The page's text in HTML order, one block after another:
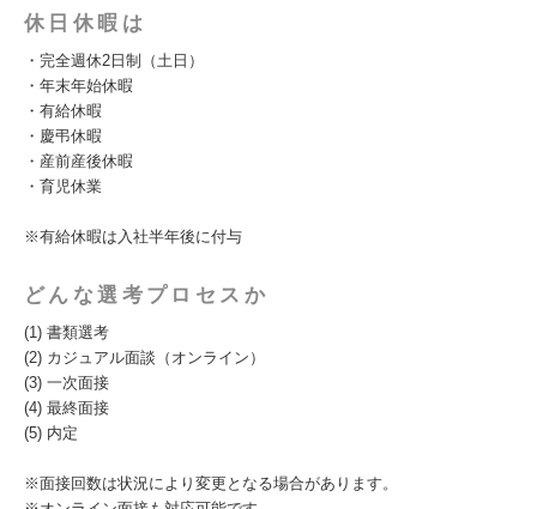
休日休暇は
・完全週休2日制（土日）
・年末年始休暇
・有給休暇
・慶弔休暇
・産前産後休暇
・育児休業
※有給休暇は入社半年後に付与
どんな選考プロセスか
(1) 書類選考
(2) カジュアル面談（オンライン）
(3) 一次面接
(4) 最終面接
(5) 内定
※面接回数は状況により変更となる場合があります。